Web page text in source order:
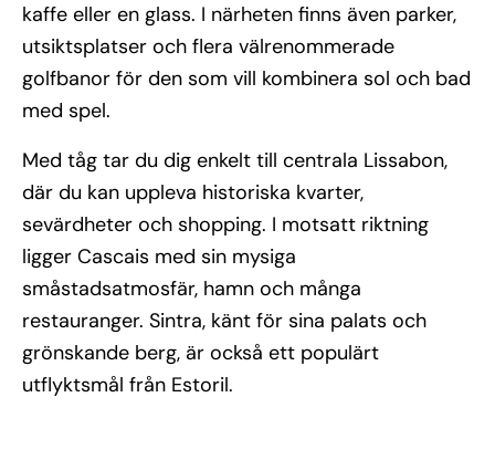
kaffe eller en glass. I närheten finns även parker,
utsiktsplatser och flera välrenommerade
golfbanor för den som vill kombinera sol och bad
med spel.
Med tåg tar du dig enkelt till centrala Lissabon,
där du kan uppleva historiska kvarter,
sevärdheter och shopping. I motsatt riktning
ligger Cascais med sin mysiga
småstadsatmosfär, hamn och många
restauranger. Sintra, känt för sina palats och
grönskande berg, är också ett populärt
utflyktsmål från Estoril.